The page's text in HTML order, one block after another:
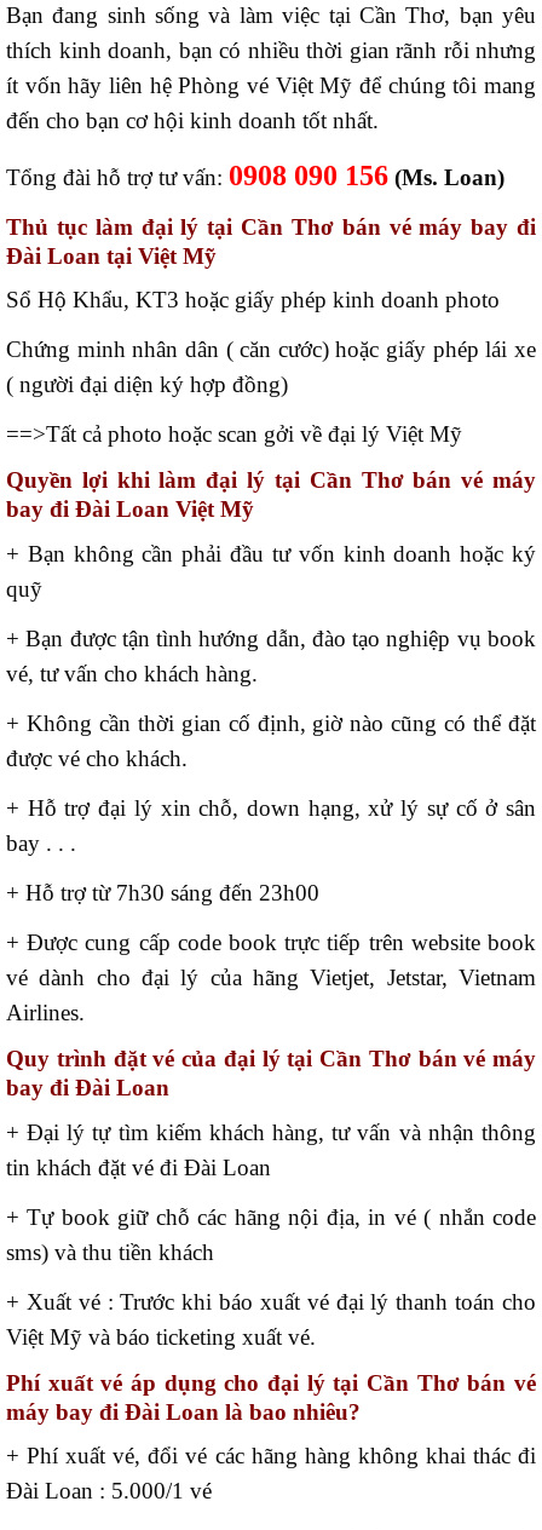
Bạn đang sinh sống và làm việc tại Cần Thơ, bạn yêu
thích kinh doanh, bạn có nhiều thời gian rãnh rỗi nhưng
ít vốn hãy liên hệ Phòng vé Việt Mỹ để chúng tôi mang
đến cho bạn cơ hội kinh doanh tốt nhất.
Tổng đài hỗ trợ tư vấn: 0908 090 156 (Ms. Loan)
Thủ tục làm đại lý tại Cần Thơ bán vé máy bay đi
Đài Loan tại Việt Mỹ
Sổ Hộ Khẩu, KT3 hoặc giấy phép kinh doanh photo
Chứng minh nhân dân ( căn cước) hoặc giấy phép lái xe
( người đại diện ký hợp đồng)
==>Tất cả photo hoặc scan gởi về đại lý Việt Mỹ
Quyền lợi khi làm đại lý tại Cần Thơ bán vé máy
bay đi Đài Loan Việt Mỹ
+ Bạn không cần phải đầu tư vốn kinh doanh hoặc ký
quỹ
+ Bạn được tận tình hướng dẫn, đào tạo nghiệp vụ book
vé, tư vấn cho khách hàng.
+ Không cần thời gian cố định, giờ nào cũng có thể đặt
được vé cho khách.
+ Hỗ trợ đại lý xin chỗ, down hạng, xử lý sự cố ở sân
bay . . .
+ Hỗ trợ từ 7h30 sáng đến 23h00
+ Được cung cấp code book trực tiếp trên website book
vé dành cho đại lý của hãng Vietjet, Jetstar, Vietnam
Airlines.
Quy trình đặt vé của đại lý tại Cần Thơ bán vé máy
bay đi Đài Loan
+ Đại lý tự tìm kiếm khách hàng, tư vấn và nhận thông
tin khách đặt vé đi Đài Loan
+ Tự book giữ chỗ các hãng nội địa, in vé ( nhắn code
sms) và thu tiền khách
+ Xuất vé : Trước khi báo xuất vé đại lý thanh toán cho
Việt Mỹ và báo ticketing xuất vé.
Phí xuất vé áp dụng cho đại lý tại Cần Thơ bán vé
máy bay đi Đài Loan là bao nhiêu?
+ Phí xuất vé, đổi vé các hãng hàng không khai thác đi
Đài Loan : 5.000/1 vé